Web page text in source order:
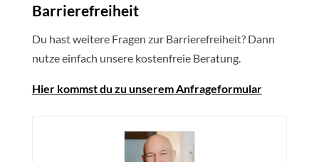
Barrierefreiheit
Du hast weitere Fragen zur Barrierefreiheit? Dann
nutze einfach unsere kostenfreie Beratung.
Hier kommst du zu unserem Anfrageformular